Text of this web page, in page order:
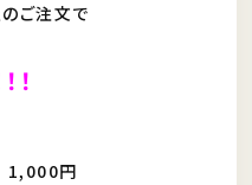
ご注文で
！
円